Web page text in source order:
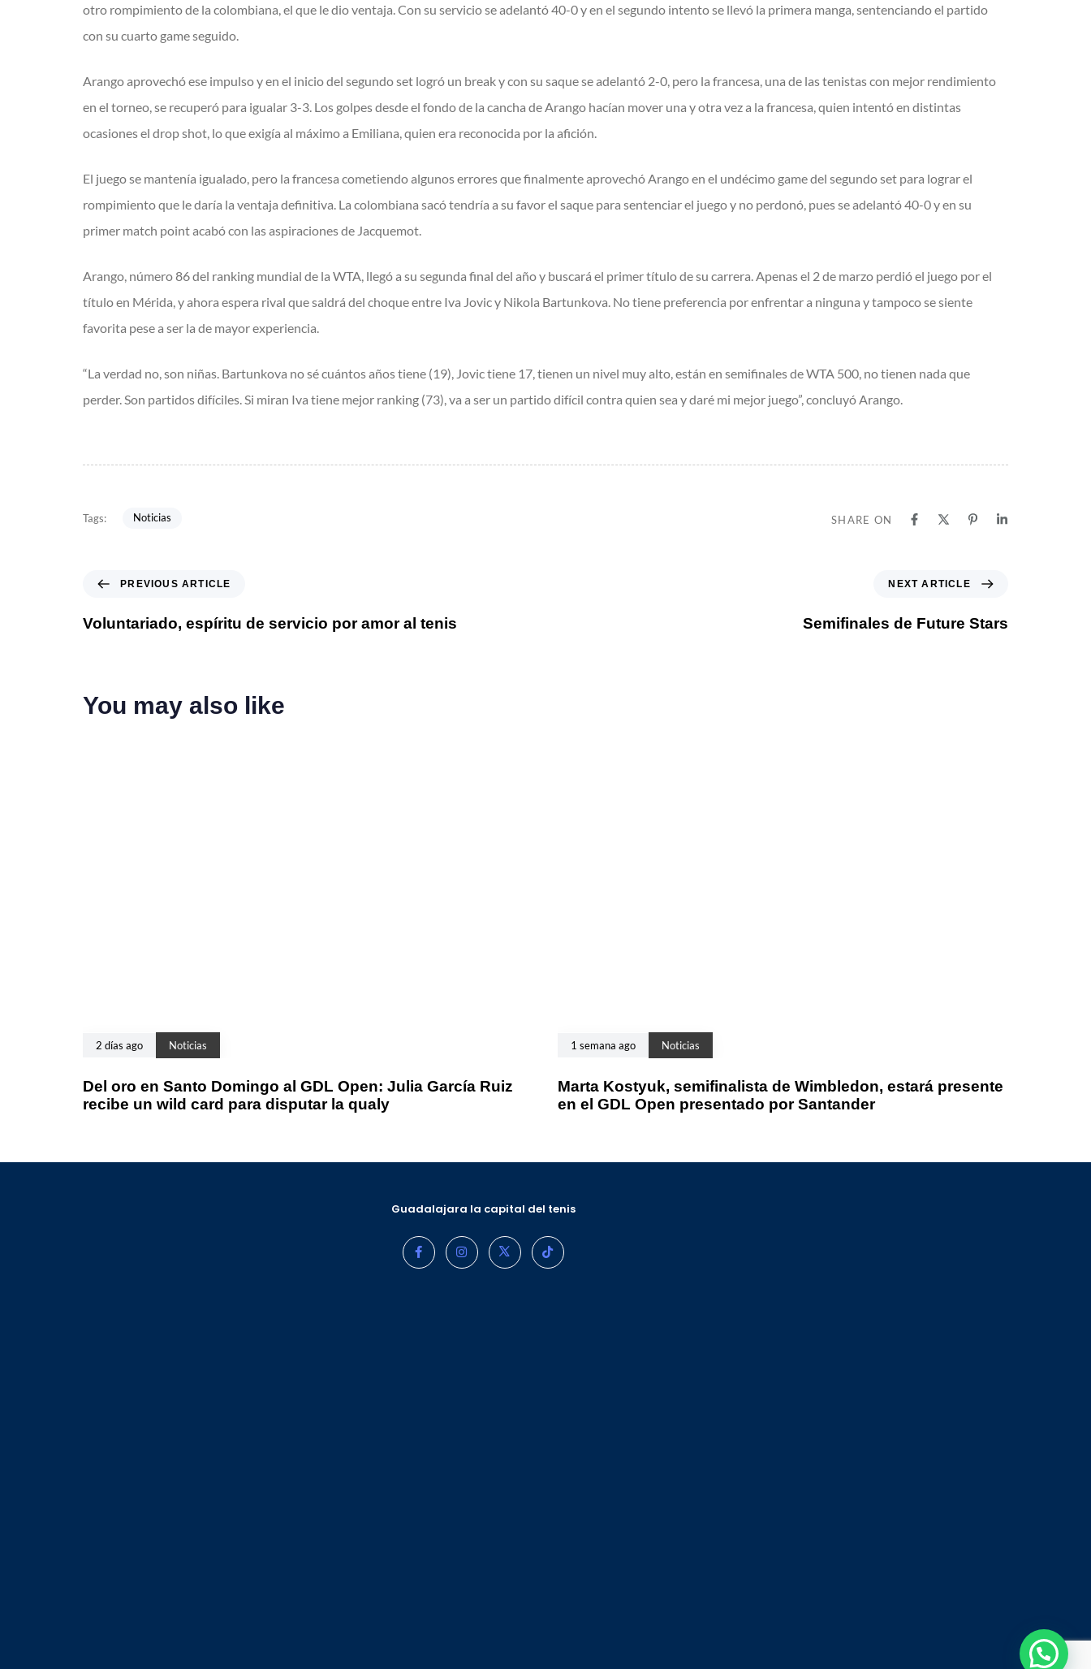
otro rompimiento de la colombiana, el que le dio ventaja. Con su servicio se adelantó 40-0 y en el segundo intento se llevó la primera manga, sentenciando el partido
con su cuarto game seguido.
Arango aprovechó ese impulso y en el inicio del segundo set logró un break y con su saque se adelantó 2-0, pero la francesa, una de las tenistas con mejor rendimiento
en el torneo, se recuperó para igualar 3-3. Los golpes desde el fondo de la cancha de Arango hacían mover una y otra vez a la francesa, quien intentó en distintas
ocasiones el drop shot, lo que exigía al máximo a Emiliana, quien era reconocida por la afición.
El juego se mantenía igualado, pero la francesa cometiendo algunos errores que finalmente aprovechó Arango en el undécimo game del segundo set para lograr el
rompimiento que le daría la ventaja definitiva. La colombiana sacó tendría a su favor el saque para sentenciar el juego y no perdonó, pues se adelantó 40-0 y en su
primer match point acabó con las aspiraciones de Jacquemot.
Arango, número 86 del ranking mundial de la WTA, llegó a su segunda final del año y buscará el primer título de su carrera. Apenas el 2 de marzo perdió el juego por el
título en Mérida, y ahora espera rival que saldrá del choque entre Iva Jovic y Nikola Bartunkova. No tiene preferencia por enfrentar a ninguna y tampoco se siente
favorita pese a ser la de mayor experiencia.
“La verdad no, son niñas. Bartunkova no sé cuántos años tiene (19), Jovic tiene 17, tienen un nivel muy alto, están en semifinales de WTA 500, no tienen nada que
perder. Son partidos difíciles. Si miran Iva tiene mejor ranking (73), va a ser un partido difícil contra quien sea y daré mi mejor juego”, concluyó Arango.
Tags: Noticias SHARE ON
PREVIOUS ARTICLE
Voluntariado, espíritu de servicio por amor al tenis
NEXT ARTICLE
Semifinales de Future Stars
You may also like
2 días ago Noticias
Del oro en Santo Domingo al GDL Open: Julia García Ruiz
recibe un wild card para disputar la qualy
1 semana ago Noticias
Marta Kostyuk, semifinalista de Wimbledon, estará presente
en el GDL Open presentado por Santander
Guadalajara la capital del tenis